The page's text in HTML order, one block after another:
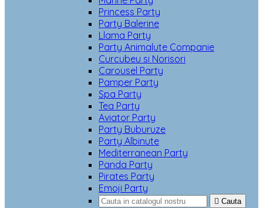
Princess Party
Party Balerine
Llama Party
Party Animalute Companie
Curcubeu si Norisori
Carousel Party
Pamper Party
Spa Party
Tea Party
Aviator Party
Party Buburuze
Party Albinute
Mediterranean Party
Panda Party
Pirates Party
Emoji Party
 Cauta